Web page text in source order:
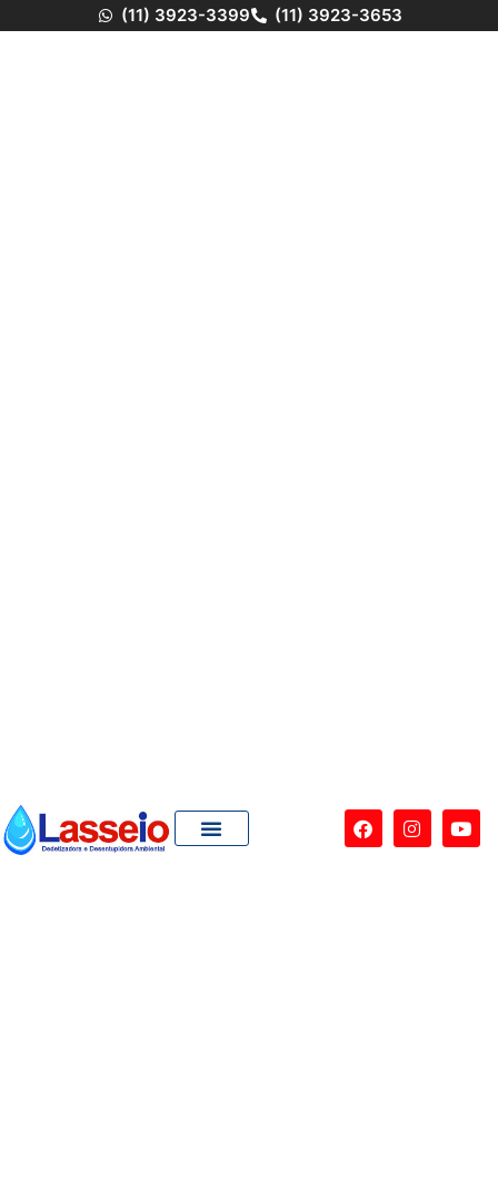
(11) 3923-3399 (11) 3923-3653